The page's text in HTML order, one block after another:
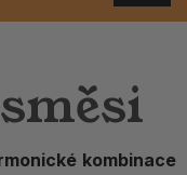
kombinace